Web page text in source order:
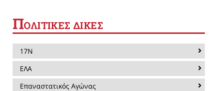
ΠΟΛΙΤΙΚΕΣ ΔΙΚΕΣ
17Ν
ΕΛΑ
Επαναστατικός Αγώνας